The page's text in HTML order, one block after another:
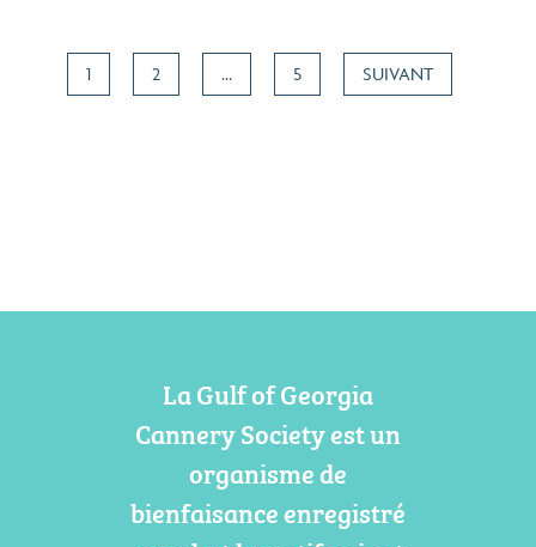
1 2 … 5 SUIVANT
La Gulf of Georgia
Cannery Society est un
organisme de
bienfaisance enregistré